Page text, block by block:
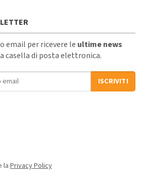
email per ricevere le ultime news
casella di posta elettronica.
ISCRIVITI
laPrivacy Policy